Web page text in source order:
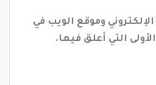
وموقع الويب في
التي أعلق فيها.